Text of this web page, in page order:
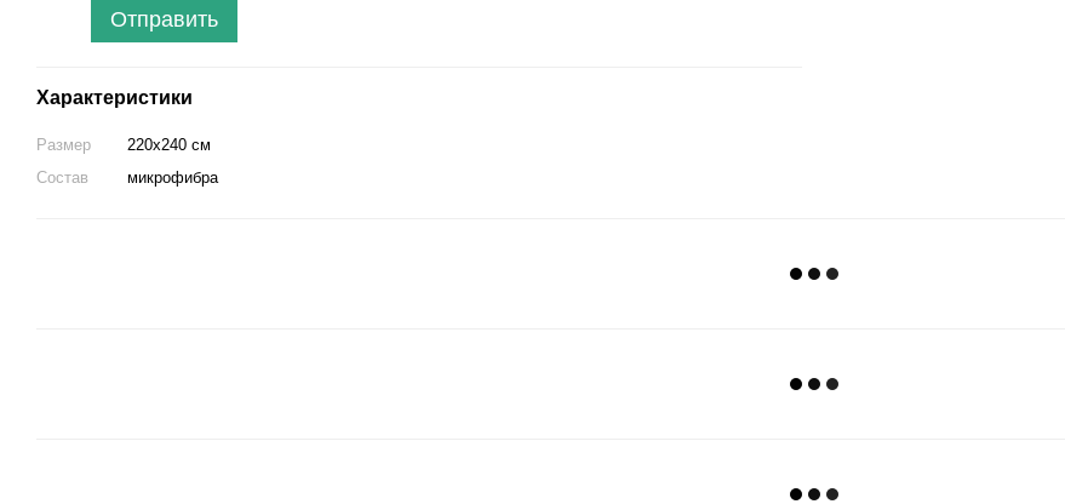
Отправить
Характеристики
Размер
220х240 см
Состав
микрофибра